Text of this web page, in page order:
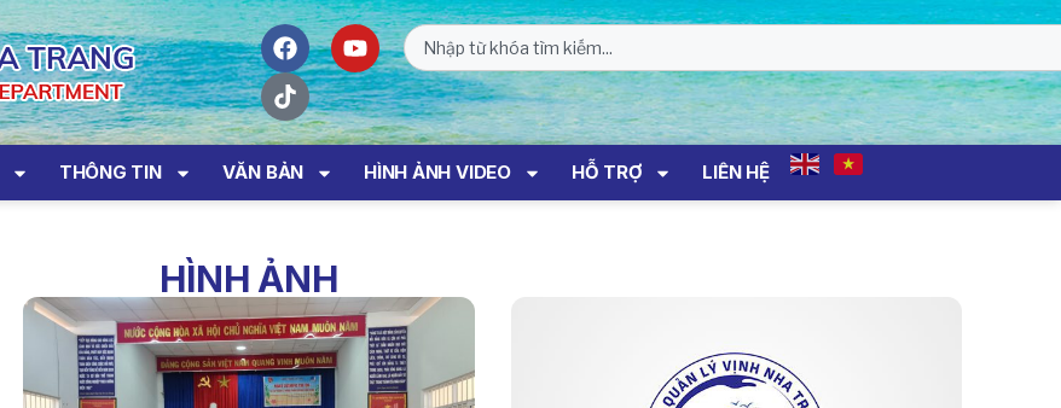
THÔNG TIN VĂN BẢN HÌNH ẢNH VIDEO HỖ TRỢ LIÊN HỆ
HÌNH ẢNH